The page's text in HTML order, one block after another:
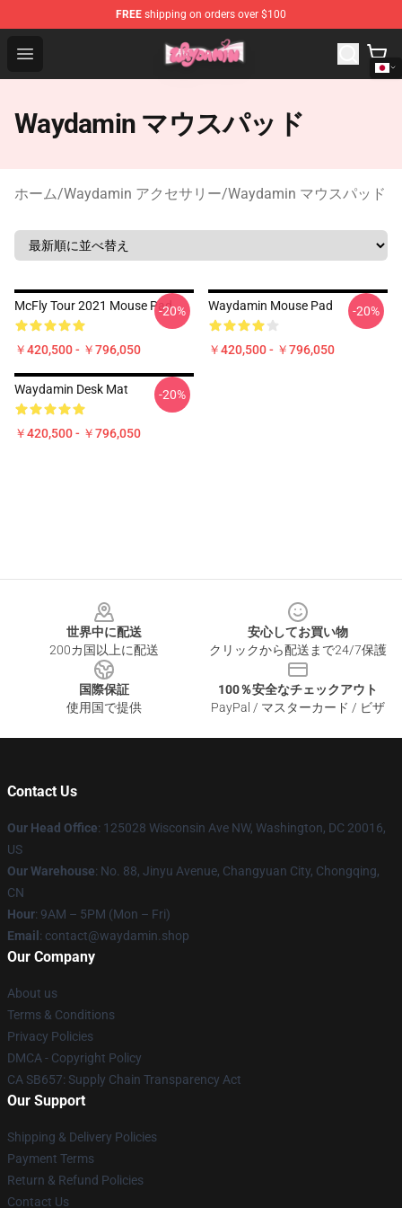
FREE shipping on orders over $100
Open menu
Waydamin Store - Official Waydamin Merchandise Shop
Waydamin マウスパッド
ホーム/Waydamin アクセサリー/Waydamin マウスパッド
McFly Tour 2021 Mouse Pad
￥420,500 - ￥796,050
-20% Waydamin Mouse Pad
￥420,500 - ￥796,050
-20%
Waydamin Desk Mat
￥420,500 - ￥796,050
-20%
世界中に配送
200カ国以上に配送
安心してお買い物
クリックから配送まで24/7保護
国際保証
使用国で提供
100％安全なチェックアウト
PayPal / マスターカード / ビザ
Contact Us
Our Head Office: 125028 Wisconsin Ave NW, Washington, DC 20016,
US
Our Warehouse: No. 88, Jinyu Avenue, Changyuan City, Chongqing,
CN
Hour: 9AM – 5PM (Mon – Fri)
Email : contact@waydamin.shop
Our Company
About us
Terms & Conditions
Privacy Policies
DMCA - Copyright Policy
CA SB657: Supply Chain Transparency Act
Our Support
Shipping & Delivery Policies
Payment Terms
Return & Refund Policies
Contact Us